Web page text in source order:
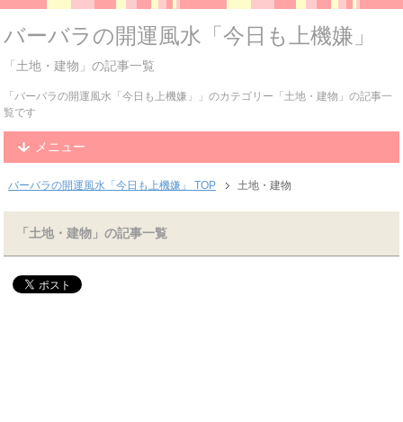
バーバラの開運風水「今日も上機嫌」
「土地・建物」の記事一覧
「バーバラの開運風水「今日も上機嫌」」のカテゴリー「土地・建物」の記事一
覧です
メニュー
バーバラの開運風水「今日も上機嫌」 TOP 土地・建物
「土地・建物」の記事一覧